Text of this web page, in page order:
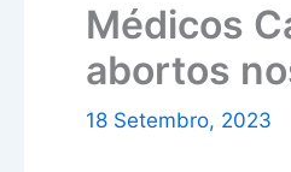
Médicos
abortos
18 Setembro, 2023